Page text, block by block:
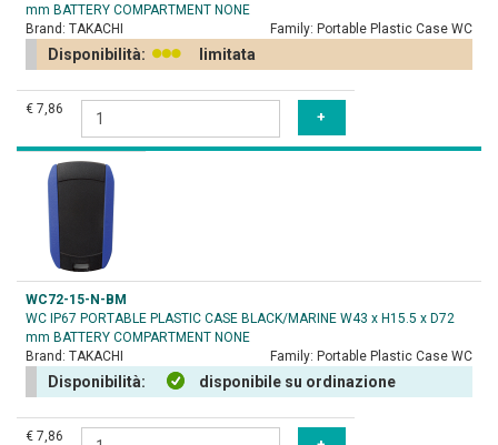
mm BATTERY COMPARTMENT NONE
Brand: TAKACHI Family: Portable Plastic Case WC
Disponibilità: limitata
€ 7,86
WC72-15-N-BM
WC IP67 PORTABLE PLASTIC CASE BLACK/MARINE W43 x H15.5 x D72
mm BATTERY COMPARTMENT NONE
Brand: TAKACHI Family: Portable Plastic Case WC
Disponibilità: disponibile su ordinazione
€ 7,86